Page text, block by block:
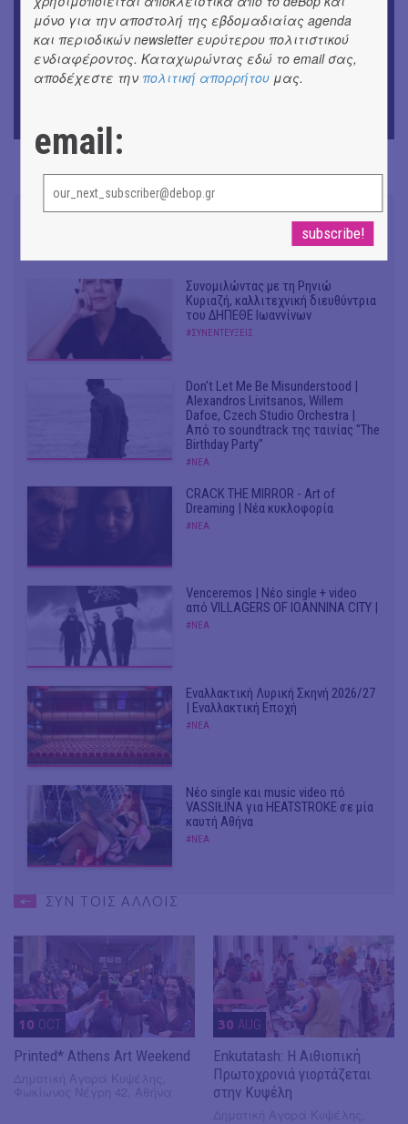
«Μήδεια» του Ευριπίδη | Σκην.: Nikita Milivojević
ΜΟΥΣΙΚΗ
9o Φεστιβάλ Στρογγύλη στη Σαντορίνη
Συνομιλώντας με τη Ρηνιώ
Κυριαζή, καλλιτεχνική διευθύντρια
του ΔΗΠΕΘΕ Ιωαννίνων
#ΣΥΝΕΝΤΕΥΞΕΙΣ
Don't Let Me Be Misunderstood |
Alexandros Livitsanos, Willem
Dafoe, Czech Studio Orchestra |
Από το soundtrack της ταινίας "The
Birthday Party"
#ΝΕΑ
CRACK THE MIRROR - Art of
Dreaming | Νέα κυκλοφορία
#ΝΕΑ
Venceremos | Νέο single + video
από VILLAGERS OF IOANNINA CITY |
#ΝΕΑ
Εναλλακτική Λυρική Σκηνή 2026/27
| Εναλλακτική Εποχή
#ΝΕΑ
Νέο single και music video πό
VASSIŁINA για HEATSTROKE σε μία
καυτή Αθήνα
#ΝΕΑ
ΣΥΝ ΤΟΙΣ ΑΛΛΟΙΣ
10 OCT
Printed* Athens Art Weekend
30 AUG
Enkutatash: Η Αιθιοπική
Πρωτοχρονιά γιορτάζεται
στην Κυψέλη
μόνο για την αποστολή της εβδομαδιαίας agenda
και περιοδικών newsletter ευρύτερου πολιτιστικού
ενδιαφέροντος. Καταχωρώντας εδώ το email σας,
αποδέχεστε την πολιτική απορρήτου μας.
email: